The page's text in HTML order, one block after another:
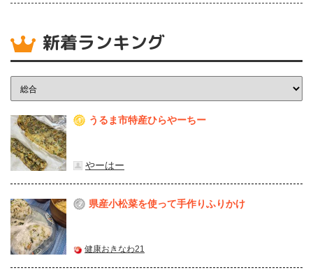
新着ランキング
1 うるま市特産ひらやーちー
やーはー
2 県産⼩松菜を使って⼿作りふりかけ
健康おきなわ21